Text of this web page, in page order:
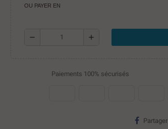
OU PAYER EN
remove add
Paiements 100% sécurisés
Partager